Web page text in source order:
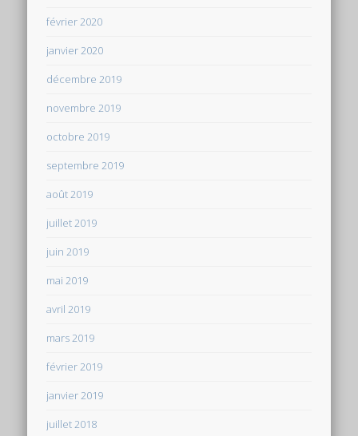
février 2020
janvier 2020
décembre 2019
novembre 2019
octobre 2019
septembre 2019
août 2019
juillet 2019
juin 2019
mai 2019
avril 2019
mars 2019
février 2019
janvier 2019
juillet 2018